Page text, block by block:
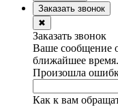
Заказать звонок
✖
Заказать звонок
Ваше сообщение
ближайшее время.
Произошла
Как к вам